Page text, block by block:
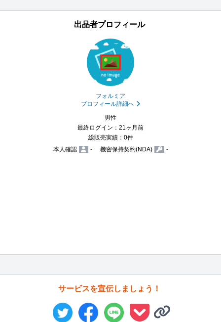
出品者プロフィール
フォルミア
プロフィール詳細へ
男性
最終ログイン：21ヶ月前
総販売実績：0件
本人確認
- 機密保持契約(NDA) -
サービスを宣伝しましょう！